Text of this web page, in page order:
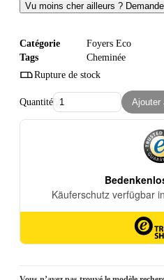
Vu moins cher ailleurs ?
Catégorie
Foyers Eco
Tags
Cheminée
Rupture de stock
Quantité Ajouter